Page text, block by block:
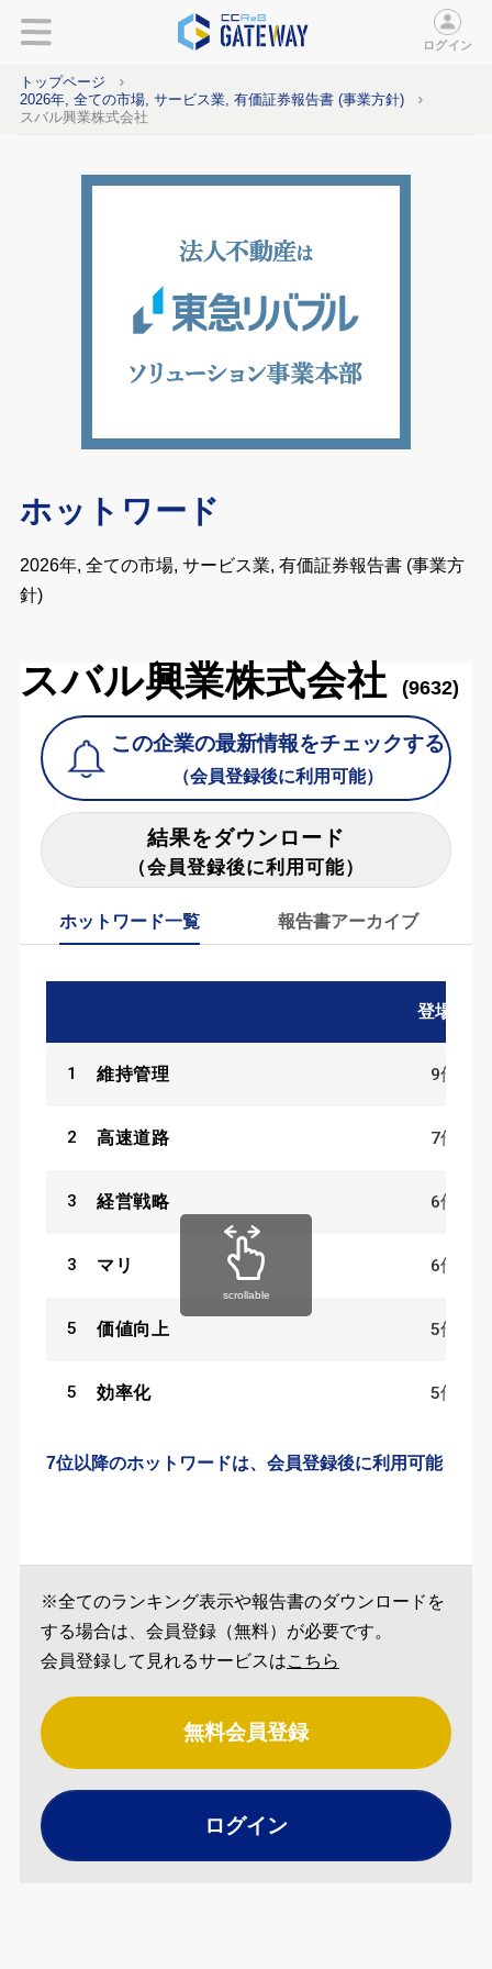
ログイン
トップページ
2026年, 全ての市場, サービス業, 有価証券報告書 (事業方針)
スバル興業株式会社
ホットワード
2026年, 全ての市場, サービス業, 有価証券報告書 (事業方
針)
スバル興業株式会社 (9632)
この企業の最新情報をチェックする
（会員登録後に利用可能）
結果をダウンロード
（会員登録後に利用可能）
ホットワード一覧 報告書アーカイブ
登場数
1 維持管理 9件
2 高速道路 7件
3 経営戦略 6件
3 マリ 6件
5 価値向上 5件
5 効率化 5件
7位以降のホットワードは、会員登録後に利用可能
scrollable
※全てのランキング表示や報告書のダウンロードを
する場合は、会員登録（無料）が必要です。
会員登録して見れるサービスはこちら
無料会員登録
ログイン